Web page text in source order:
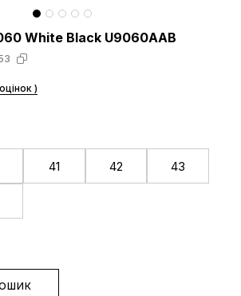
White Black U9060AAB
)
41 42 43